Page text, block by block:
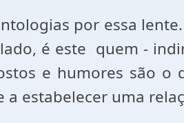
por essa
é este quem -
e humores são
a estabelecer uma